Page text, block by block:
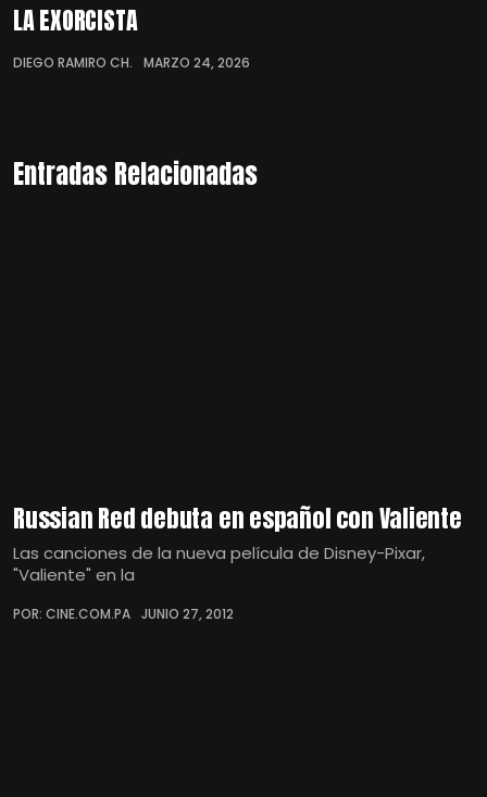
LA EXORCISTA
DIEGO RAMIRO CH. MARZO 24, 2026
Entradas Relacionadas
Russian Red debuta en español con Valiente
Las canciones de la nueva película de Disney-Pixar,
"Valiente" en la
POR: CINE.COM.PA JUNIO 27, 2012